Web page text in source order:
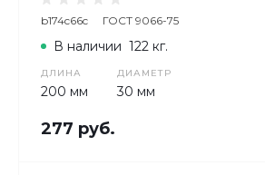
b174c66c ГОСТ 9066-75
ДЛИНА
200 мм
ДИАМЕТР
30 мм
В наличии 122 кг.
277 руб.